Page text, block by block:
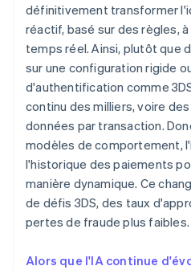
définitivement transformer
réactif, basé sur des règles,
temps réel. Ainsi, plutôt que
sur une configuration rigide
d'authentification comme
continu des milliers, voire
données par transaction.
modèles de comportement,
l'historique des paiements
manière dynamique. Ce
de défis 3DS, des taux
pertes de fraude plus faibles.
Alors que l'IA continue